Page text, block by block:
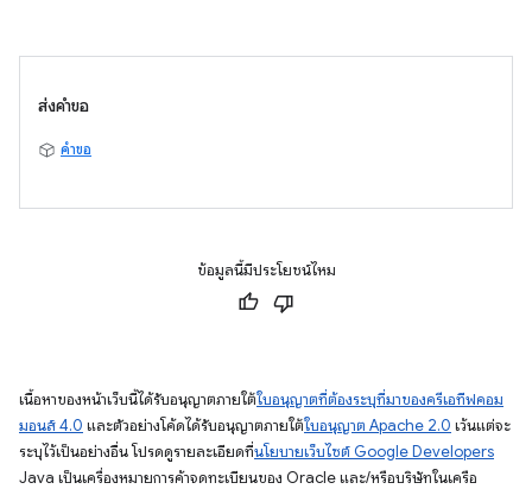
ส่งคำขอ
คำขอ
ข้อมูลนี้มีประโยชน์ไหม
เนื้อหาของหน้าเว็บนี้ได้รับอนุญาตภายใต้ใบอนุญาตที่ต้องระบุที่มาของครีเอทีฟคอม
มอนส์ 4.0 และตัวอย่างโค้ดได้รับอนุญาตภายใต้ใบอนุญาต Apache 2.0 เว้นแต่จะ
ระบุไว้เป็นอย่างอื่น โปรดดูรายละเอียดที่นโยบายเว็บไซต์ Google Developers
Java เป็นเครื่องหมายการค้าจดทะเบียนของ Oracle และ/หรือบริษัทในเครือ